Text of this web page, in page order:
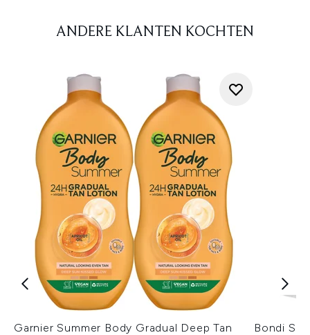
ANDERE KLANTEN KOCHTEN
Garnier Summer Body Gradual Deep Tan
Bondi